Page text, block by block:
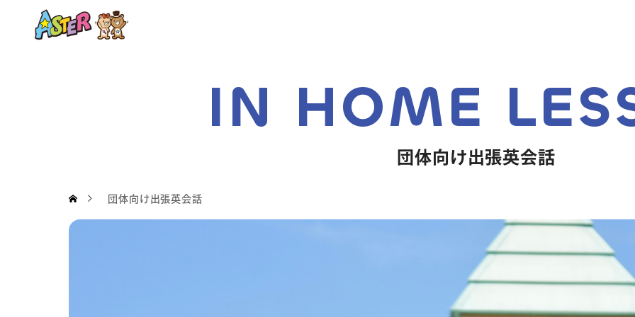
IN HOME
団体向け出張英会話
団体向け出張英会話